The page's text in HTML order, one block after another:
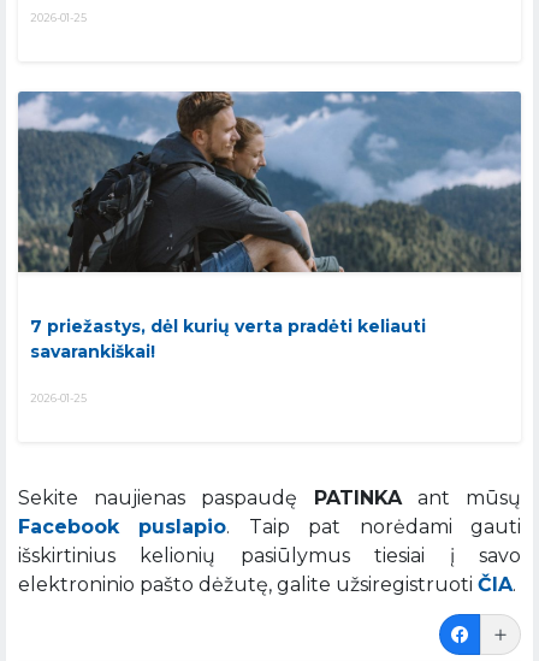
2026-01-25
7 priežastys, dėl kurių verta pradėti keliauti
savarankiškai!
2026-01-25
Sekite naujienas paspaudę PATINKAant mūsų
Facebook puslapio. Taip pat norėdami gauti
išskirtinius kelionių pasiūlymus tiesiai į savo
elektroninio pašto dėžutę, galite užsiregistruoti ČIA.